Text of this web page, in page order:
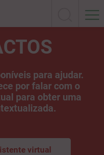
para ajudar.
por falar com o
para obter uma
virtual